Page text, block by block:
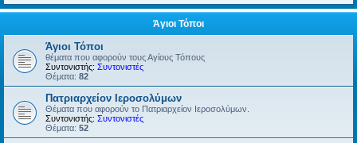
Άγιοι Τόποι
Άγιοι Τόποι
θέματα που αφορούν τους Αγίους Τόπους
Συντονιστής: Συντονιστές
Θέματα: 82
Πατριαρχείον Ιεροσολύμων
Θέματα που αφορούν το Πατριαρχείον Ιεροσολύμων.
Συντονιστής: Συντονιστές
Θέματα: 52